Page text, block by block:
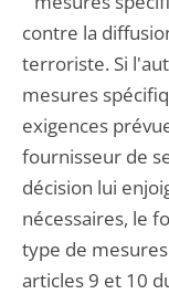
contre la
terroriste. Si
mesures
exigences
fournisseur de
décision lui
nécessaires, le
type de
articles 9 et 10